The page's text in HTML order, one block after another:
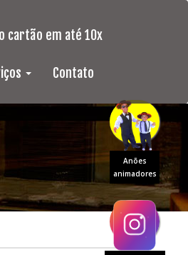
Anões
animadores
Contato
cartão em até 10x